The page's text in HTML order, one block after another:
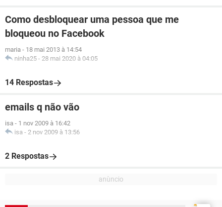
Como desbloquear uma pessoa que me
bloqueou no Facebook
maria - 18 mai 2013 à 14:54
ninha25 - 28 mai 2020 à 04:05
14 Respostas
emails q não vão
isa - 1 nov 2009 à 16:42
isa - 2 nov 2009 à 13:56
2 Respostas